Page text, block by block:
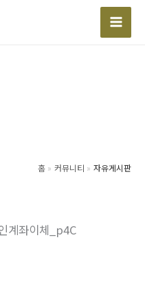
Main
홈 커뮤니티 자유게시판
계좌이체_p4C